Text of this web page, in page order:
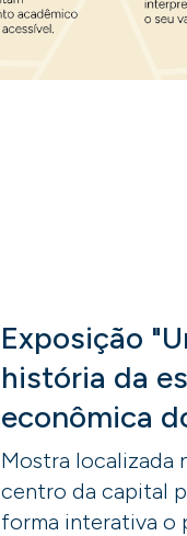
Exposição
história da
econômica
Mostra localizada
centro da capital
forma interativa o